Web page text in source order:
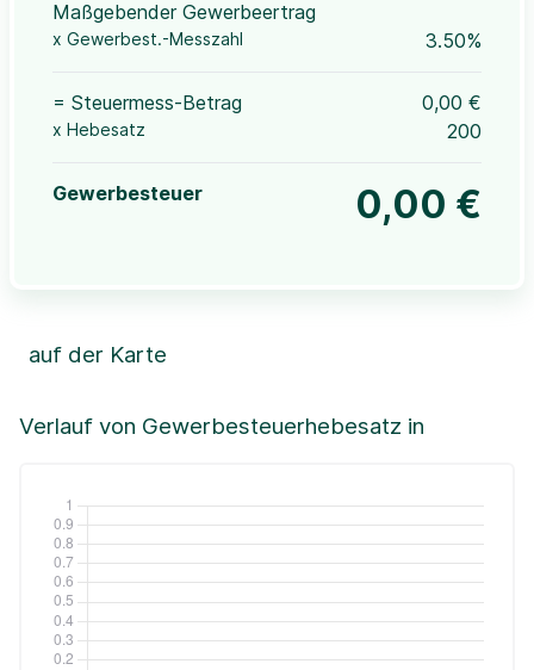
Maßgebender Gewerbeertrag
x Gewerbest.-Messzahl 3.50%
= Steuermess-Betrag 0,00 €
x Hebesatz 200
Gewerbesteuer 0,00 €
Verlauf von Gewerbesteuerhebesatz in
auf der Karte
+
Leaflet|©OpenStreetMap, ©CartoDB,